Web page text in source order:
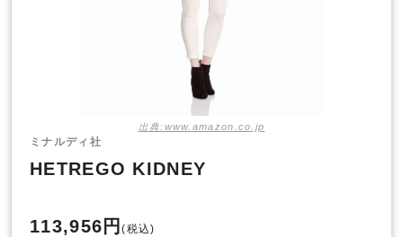
出典:www.amazon.co.jp
ミナルディ社
HETREGO KIDNEY
113,956円(税込)